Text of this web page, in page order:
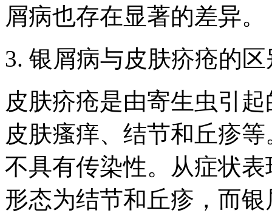
屑病也存在显著的差异。
3. 银屑病与皮肤疥疮的区
皮肤疥疮是由寄生虫引
皮肤瘙痒、结节和丘疹
不具有传染性。从症状
形态为结节和丘疹，而